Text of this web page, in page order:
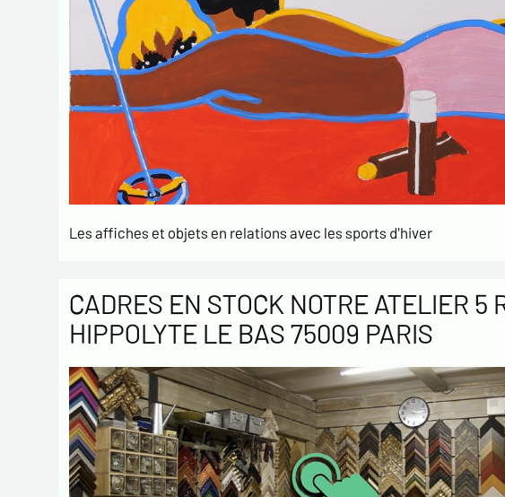
Les affiches et objets en relations avec les sports d'hiver
CADRES EN STOCK NOTRE ATELIER 5
HIPPOLYTE LE BAS 75009 PARIS